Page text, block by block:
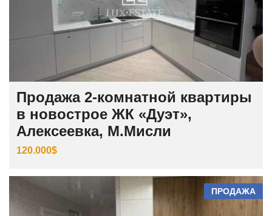
Продажа 2-комнатной квартиры
в новострое ЖК «Дуэт»,
Алексеевка, М.Мисли
120.000$
ПРОДАЖА